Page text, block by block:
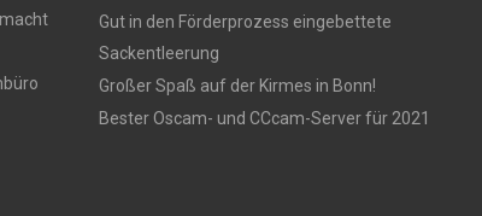
Gut in den Förderprozess eingebettete
Sackentleerung
Großer Spaß auf der Kirmes in Bonn!
Bester Oscam- und CCcam-Server für 2021